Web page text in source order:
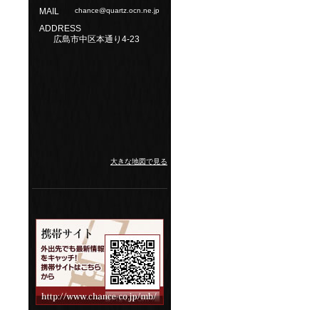
MAIL
chance@quartz.ocn.ne.jp
ADDRESS
広島市中区本通り4-23
大きな地図で見る